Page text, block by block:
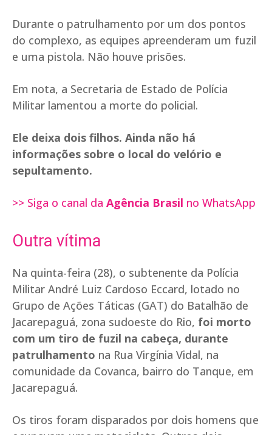
Durante o patrulhamento por um dos pontos
do complexo, as equipes apreenderam um fuzil
e uma pistola. Não houve prisões.
Em nota, a Secretaria de Estado de Polícia
Militar lamentou a morte do policial.
Ele deixa dois filhos. Ainda não há
informações sobre o local do velório e
sepultamento.
>> Siga o canal da Agência Brasil no WhatsApp
Outra vítima
Na quinta-feira (28), o subtenente da Polícia
Militar André Luiz Cardoso Eccard, lotado no
Grupo de Ações Táticas (GAT) do Batalhão de
Jacarepaguá, zona sudoeste do Rio, foi morto
com um tiro de fuzil na cabeça, durante
patrulhamento na Rua Virgínia Vidal, na
comunidade da Covanca, bairro do Tanque, em
Jacarepaguá.
Os tiros foram disparados por dois homens que